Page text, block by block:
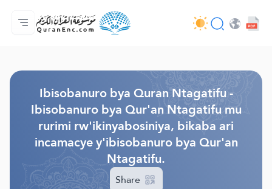
Ahabanza.
Ishakiro ry'ibisobanuro
Audio
Serivisi z'abakora amavugurura. - API
Ibijyanye n'umushinga.
Twandikire.
Ururimi.
Ibisobanuro bya Quran Ntagatifu -
Ibisobanuro bya Qur'an Ntagatifu mu
rurimi rw'ikinyabosiniya, bikaba ari
incamacye y'ibisobanuro bya Qur'an
Ntagatifu.
Share